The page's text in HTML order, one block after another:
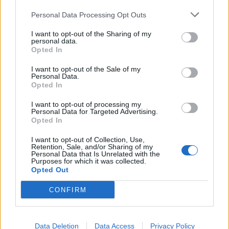
Personal Data Processing Opt Outs
I want to opt-out of the Sharing of my
personal data.
Opted In
I want to opt-out of the Sale of my
Personal Data.
Opted In
I want to opt-out of processing my
Personal Data for Targeted Advertising.
Opted In
I want to opt-out of Collection, Use,
Retention, Sale, and/or Sharing of my
Personal Data that Is Unrelated with the
Purposes for which it was collected.
Opted Out
CONFIRM
Data Deletion Data Access Privacy Policy
informações e pela rápida evolução tecnológica. O
desenvolvimento depende de como o cérebro é
exercitado no cotidiano”, finalizou Fabiano de Abreu
Agrela Rodrigues.
Ígor Lopes
250”, depois de, na edição anterior, ter integrado o
circuito “Challenger”. O francês Luca Van Assche
conquistou o primeiro título ATP da carreira ao
derrotar o belga Alexander Blockx na final, encerrando
uma edição marcada pela elevada competitividade, pela
forte presença de tenistas portugueses e pela projeção
internacional do evento.
O torneio arrancou com a fase de qualificação, nos dias
18 e 19 de julho, reunindo dezenas de atletas em busca
de um lugar no quadro principal. A cerimónia de
abertura contou com a presença do presidente da
Câmara Municipal de Cascais, Nuno Piteira Lopes,
acompanhado pelo executivo municipal, assinalando o
início de uma competição que voltou a colocar o
concelho no centro do calendário internacional do
CONTINUAR A LER
ATUALIDADE
Castelo Branco: “Bienal